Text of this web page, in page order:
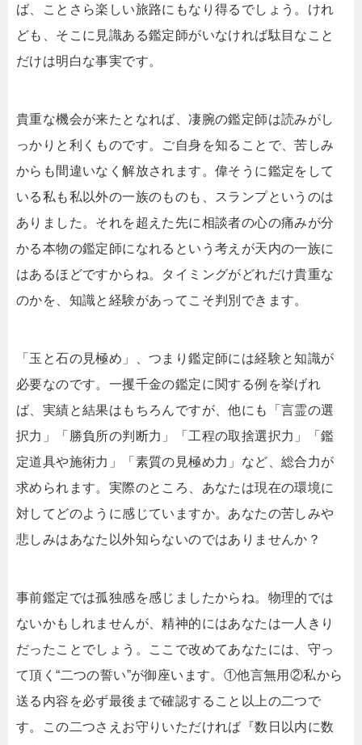
ば、ことさら楽しい旅路にもなり得るでしょう。けれ
ども、そこに見識ある鑑定師がいなければ駄目なこと
だけは明白な事実です。
貴重な機会が来たとなれば、凄腕の鑑定師は読みがし
っかりと利くものです。ご自身を知ることで、苦しみ
からも間違いなく解放されます。偉そうに鑑定をして
いる私も私以外の一族のものも、スランプというのは
ありました。それを超えた先に相談者の心の痛みが分
かる本物の鑑定師になれるという考えが天内の一族に
はあるほどですからね。タイミングがどれだけ貴重な
のかを、知識と経験があってこそ判別できます。
「玉と石の見極め」、つまり鑑定師には経験と知識が
必要なのです。一攫千金の鑑定に関する例を挙げれ
ば、実績と結果はもちろんですが、他にも「言霊の選
択力」「勝負所の判断力」「工程の取捨選択力」「鑑
定道具や施術力」「素質の見極め力」など、総合力が
求められます。実際のところ、あなたは現在の環境に
対してどのように感じていますか。あなたの苦しみや
悲しみはあなた以外知らないのではありませんか？
事前鑑定では孤独感を感じましたからね。物理的では
ないかもしれませんが、精神的にはあなたは一人きり
だったことでしょう。ここで改めてあなたには、守っ
て頂く“二つの誓い”が御座います。①他言無用②私から
送る内容を必ず最後まで確認すること以上の二つで
す。この二つさえお守りいただければ『数日以内に数